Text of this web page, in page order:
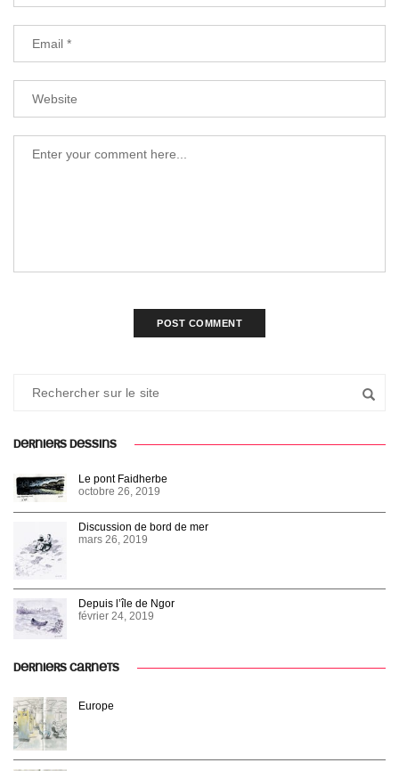
DERNIERS DESSINS
Le pont Faidherbe
octobre 26, 2019
Discussion de bord de mer
mars 26, 2019
Depuis l’île de Ngor
février 24, 2019
DERNIERS CARNETS
Europe